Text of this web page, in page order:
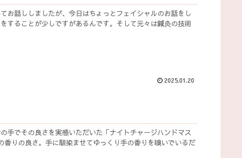
お話ししましたが、今日はちょっとフェイシャルのお話をし
することが少しですがあるんです。そして元々は鍼灸の技術
2025.01.20
手でその良さを実感いただいた「ナイトチャージハンドマス
りの良さ。手に馴染ませてゆっくり手の香りを嗅いでいるだ